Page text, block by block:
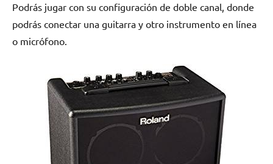
Podrás jugar con su configuración de doble canal, donde
podrás conectar una guitarra y otro instrumento en línea
o micrófono.